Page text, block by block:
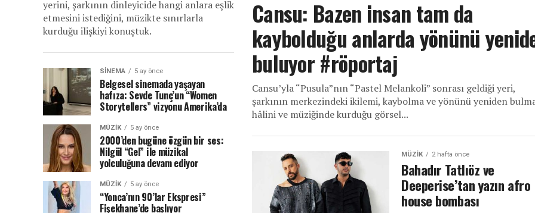
Cansu: Bazen insan tam da
kaybolduğu anlarda yönünü
buluyor #röportaj
Cansu’yla “Pusula”nın “Pastel Melankoli” sonrası geldiği yeri,
şarkının merkezindeki ikilemi, kaybolma ve yönünü yeniden
hâlini ve müziğinde kurduğu görsel...
MÜZIK 2 hafta önce
Bahadır Tatlıöz ve
Deeperise’tan yazın afro
house bombası
yerini, şarkının dinleyicide hangi anlara eşlik
etmesini istediğini, müzikte sınırlarla
kurduğu ilişkiyi konuştuk.
SINEMA 5 ay önce
Belgesel sinemada yaşayan
hafıza: Sevde Tunç’un “Women
Storytellers” vizyonu Amerika’da
MÜZIK 5 ay önce
2000’den bugüne özgün bir ses:
Nilgül “Gel” ile müzikal
yolculuğuna devam ediyor
MÜZIK 5 ay önce
“Yonca’nın 90’lar Ekspresi”
Fişekhane’de başlıyor